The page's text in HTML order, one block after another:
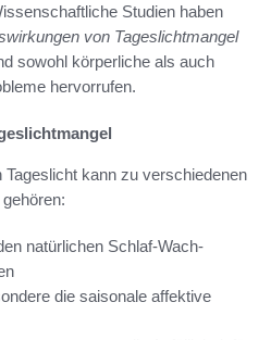
Studien haben
von Tageslichtmangel
sowohl körperliche als auch
hervorrufen.
kann zu verschiedenen
natürlichen Schlaf-Wach-
die saisonale affektive